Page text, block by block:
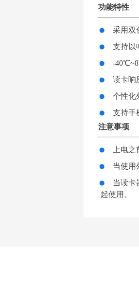
功能特性
采用双
支持以
-
读卡响
个性化
支持手
注意事项
上电
当使用
当读卡
起使用。